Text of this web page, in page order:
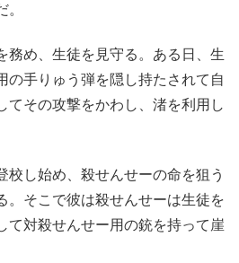
務め、生徒を見守る。ある日、生
の手りゅう弾を隠し持たされて自
てその攻撃をかわし、渚を利用し
校し始め、殺せんせーの命を狙う
。そこで彼は殺せんせーは生徒を
て対殺せんせー用の銃を持って崖